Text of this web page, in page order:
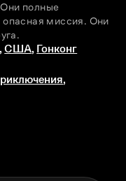
полные
опасная миссия. Они
,США, Гонконг
,